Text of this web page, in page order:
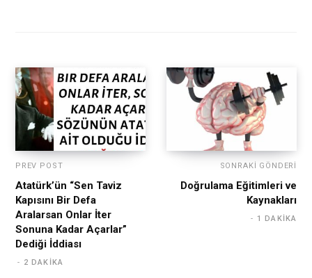
PREV POST
Atatürk’ün “Sen Taviz
Kapısını Bir Defa
Aralarsan Onlar İter
Sonuna Kadar Açarlar”
Dediği İddiası
2 DAKIKA
SONRAKI GÖNDERI
Doğrulama Eğitimleri ve
Kaynakları
1 DAKIKA